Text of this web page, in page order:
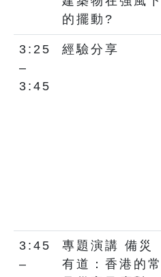
的擺動?
3:25
–
3:45
經驗分享
3:45
–
專題演講 備災
有道：香港的常